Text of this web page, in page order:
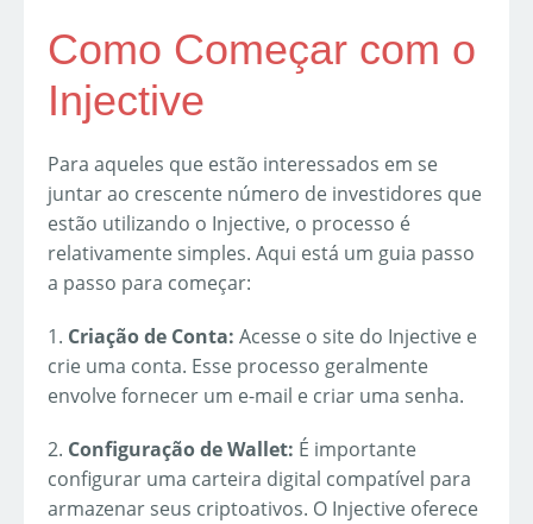
Como Começar com o
Injective
Para aqueles que estão interessados em se
juntar ao crescente número de investidores que
estão utilizando o Injective, o processo é
relativamente simples. Aqui está um guia passo
a passo para começar:
1. Criação de Conta: Acesse o site do Injective e
crie uma conta. Esse processo geralmente
envolve fornecer um e-mail e criar uma senha.
2. Configuração de Wallet: É importante
configurar uma carteira digital compatível para
armazenar seus criptoativos. O Injective oferece